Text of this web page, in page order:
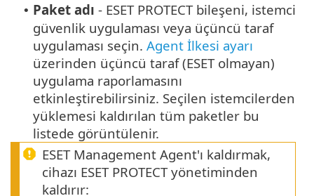
• Paket adı - ESET PROTECT bileşeni, istemci
güvenlik uygulaması veya üçüncü taraf
uygulaması seçin. Agent İlkesi ayarı
üzerinden üçüncü taraf (ESET olmayan)
uygulama raporlamasını
etkinleştirebilirsiniz. Seçilen istemcilerden
yüklemesi kaldırılan tüm paketler bu
listede görüntülenir.
ESET Management Agent'ı kaldırmak,
cihazı ESET PROTECT yönetiminden
kaldırır: